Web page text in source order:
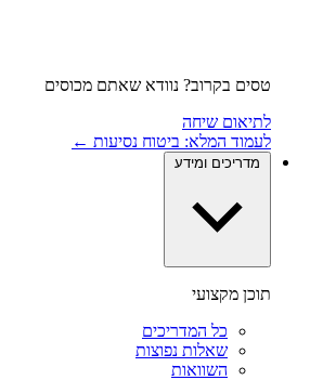
טסים בקרוב? נוודא שאתם מכוסים
לתיאום שיחה
לעמוד המלא: ביטוח נסיעות ←
מדריכים ומידע
תוכן מקצועי
כל המדריכים
שאלות נפוצות
השוואות